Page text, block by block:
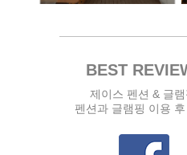
BEST
제이스 펜션 & 글
펜션과 글램핑 이용